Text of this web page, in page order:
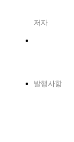
저자
발행사항